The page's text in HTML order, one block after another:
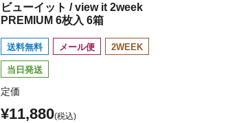
ビューイット / view it 2week
PREMIUM 6枚入 6箱
送料無料 メール便 2WEEK
当日発送
定価
¥11,880